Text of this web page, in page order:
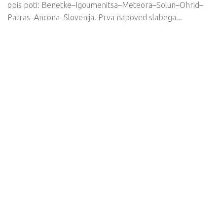
opis poti: Benetke–Igoumenitsa–Meteora–Solun–Ohrid–
Patras–Ancona–Slovenija. Prva napoved slabega...